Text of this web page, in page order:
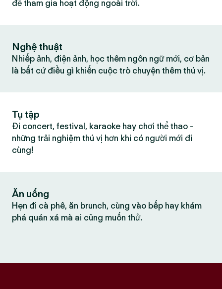
để tham gia hoạt động ngoài trời.
Nghệ thuật
Nhiếp ảnh, điện ảnh, học thêm ngôn ngữ mới, cơ bản
là bất cứ điều gì khiến cuộc trò chuyện thêm thú vị.
Tụ tập
Đi concert, festival, karaoke hay chơi thể thao -
những trải nghiệm thú vị hơn khi có người mới đi
cùng!
Ăn uống
Hẹn đi cà phê, ăn brunch, cùng vào bếp hay khám
phá quán xá mà ai cũng muốn thử.